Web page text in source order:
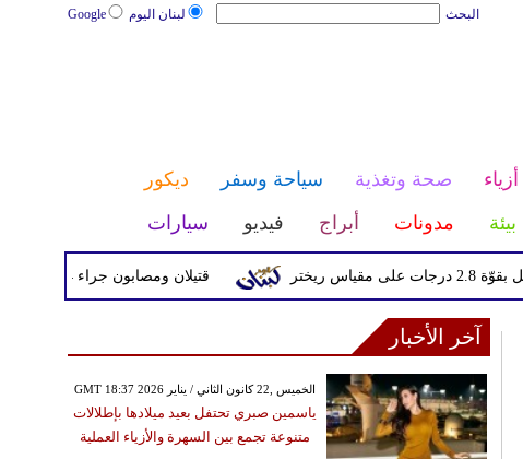
لبنان اليوم Google البحث
أزياء صحة وتغذية سياحة وسفر
ديكور
بيئة مدونات أبراج فيديو سيارات
قتيلان ومصابون جراء 14 غارة إسرائيلية على شرق وجنوب لبنان
آخر الأخبار
GMT 18:37 2026 الخميس ,22 كانون الثاني / يناير
ياسمين صبري تحتفل بعيد ميلادها بإطلالات
متنوعة تجمع بين السهرة والأزياء العملية